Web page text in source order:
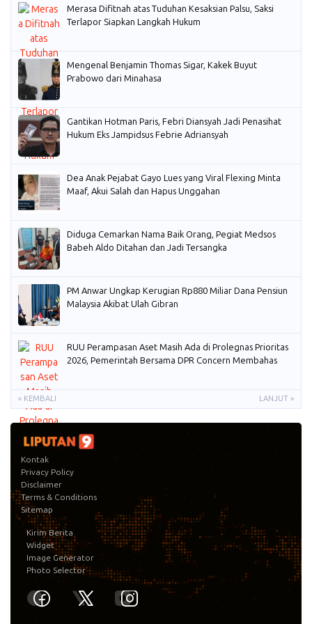
Merasa Difitnah atas Tuduhan Kesaksian Palsu, Saksi
Terlapor Siapkan Langkah Hukum
Mengenal Benjamin Thomas Sigar, Kakek Buyut
Prabowo dari Minahasa
Gantikan Hotman Paris, Febri Diansyah Jadi Penasihat
Hukum Eks Jampidsus Febrie Adriansyah
Dea Anak Pejabat Gayo Lues yang Viral Flexing Minta
Maaf, Akui Salah dan Hapus Unggahan
Diduga Cemarkan Nama Baik Orang, Pegiat Medsos
Babeh Aldo Ditahan dan Jadi Tersangka
PM Anwar Ungkap Kerugian Rp880 Miliar Dana Pensiun
Malaysia Akibat Ulah Gibran
RUU Perampasan Aset Masih Ada di Prolegnas Prioritas
2026, Pemerintah Bersama DPR Concern Membahas
« KEMBALI LANJUT »
Kontak
Privacy Policy
Disclaimer
Terms & Conditions
Sitemap
Kirim Berita
Widget
Image Generator
Photo Selector